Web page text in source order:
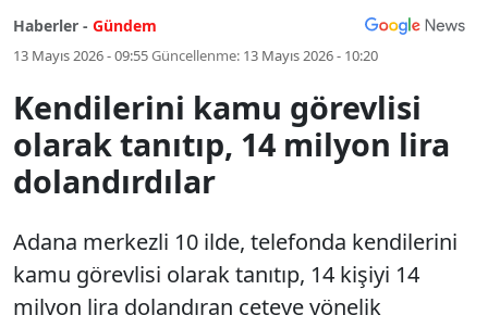
Haberler - Gündem
13 Mayıs 2026 - 09:55Güncellenme: 13 Mayıs 2026 - 10:20
Kendilerini kamu görevlisi
olarak tanıtıp, 14 milyon lira
dolandırdılar
Adana merkezli 10 ilde, telefonda kendilerini
kamu görevlisi olarak tanıtıp, 14 kişiyi 14
milyon lira dolandıran çeteye yönelik